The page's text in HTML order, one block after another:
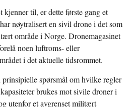
kjenner til, er dette første gang et
nøytralisert en sivil drone i det som
område i Norge. Dronemagasinet
noen luftroms- eller
i det aktuelle tidsrommet.
prinsipielle spørsmål om hvilke regler
brukes mot sivile droner i
utenfor et avgrenset militært